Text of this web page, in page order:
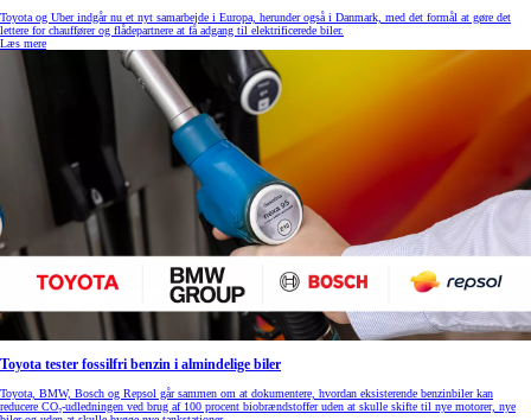
Toyota og Uber indgår nu et nyt samarbejde i Europa, herunder også i Danmark, med det formål at gøre det
lettere for chauffører og flådepartnere at få adgang til elektrificerede biler.
Læs mere
Toyota tester fossilfri benzin i almindelige biler
Toyota, BMW, Bosch og Repsol går sammen om at dokumentere, hvordan eksisterende benzinbiler kan
reducere CO₂-udledningen ved brug af 100 procent biobrændstoffer uden at skulle skifte til nye motorer, nye